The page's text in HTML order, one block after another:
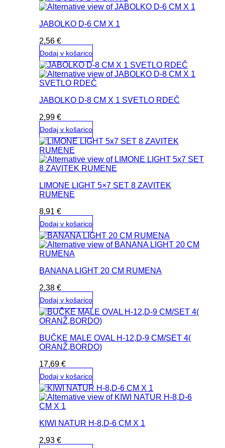
JABOLKO D-6 CM X 1
2,56 €
Dodaj v košarico
JABOLKO D-8 CM X 1 SVETLO RDEČ
2,99 €
Dodaj v košarico
LIMONE LIGHT 5×7 SET 8 ZAVITEK
RUMENE
8,91 €
Dodaj v košarico
BANANA LIGHT 20 CM RUMENA
2,38 €
Dodaj v košarico
BUČKE MALE OVAL H-12,D-9 CM/SET 4(
ORANŽ,BORDO)
17,69 €
Dodaj v košarico
KIWI NATUR H-8,D-6 CM X 1
2,93 €